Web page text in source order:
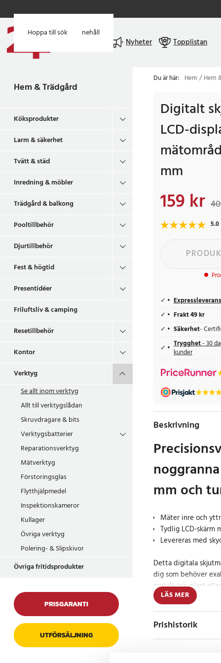
Hoppa till huvudinnehåll
Hoppa till sök
Nyheter Topplistan
Hem & Trädgård
Köksprodukter
Larm & säkerhet
Tvätt & städ
Inredning & möbler
Trädgård & balkong
Pooltillbehör
Djurtillbehör
Fest & högtid
Presentidéer
Friluftsliv & camping
Resetillbehör
Kontor
Verktyg
Se allt inomverktyg
Allt till verktygslådan
Skruvdragare & bits
Verktygsbatterier
Reparationsverktyg
Mätverktyg
Förstoringsglas
Flytthjälpmedel
Inspektionskameror
Kullager
Övriga verktyg
Polering- & Slipskivor
Övriga fritidsprodukter
PRISGARANTI
UTFÖRSÄLJNING
Du är här: Hem Hem
Digitalt
LCD-
mm
Nuvarande pris
159 kr
5.0
Expressleverans
Frakt 49 kr
Säkerhet-
Trygghet- 30
kunder
Beskrivning
mm och
Mäter inre och
Tydlig LCD-skärm
Levereras med
Detta digitala
dig som behöver
metall, trä, plast
av att mäta både
steg med hög
skärmen får du
möjlighet att växla
beroende på behov.
LÄS MER
Prishistorik